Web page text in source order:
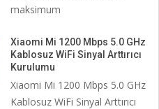
maksimum
Xiaomi Mi 1200 Mbps 5.0 GHz
Kablosuz WiFi Sinyal Arttırıcı
Kurulumu
Xiaomi Mi 1200 Mbps 5.0 GHz
Kablosuz WiFi Sinyal Arttırıcı